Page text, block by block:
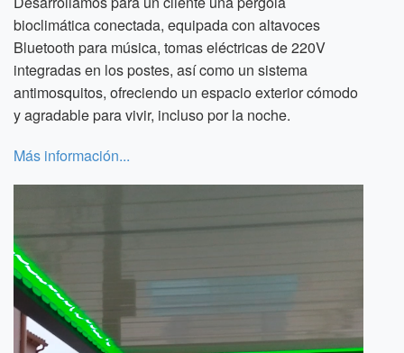
bioclimática conectada, equipada con altavoces
Bluetooth para música, tomas eléctricas de 220V
integradas en los postes, así como un sistema
antimosquitos, ofreciendo un espacio exterior cómodo
y agradable para vivir, incluso por la noche.
Más información...